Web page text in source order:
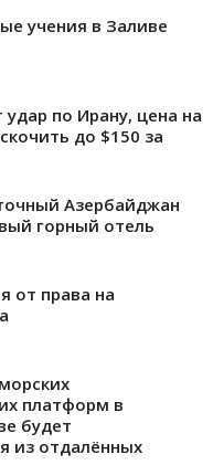
учения в Заливе
по Ирану, цена на
до $150 за
Азербайджан
горный отель
от права на
платформ в
будет
из отдалённых